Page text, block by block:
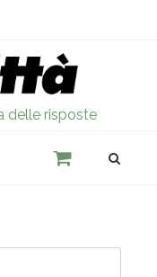
delle risposte